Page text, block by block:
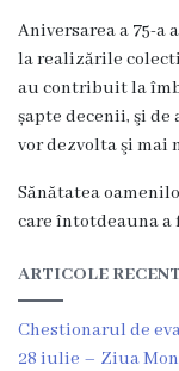
a
C
o
d
c
e
Aniversarea a 75-a
la realizările
au contribuit la
șapte decenii, şi
vor dezvolta şi mai
Sănătatea
care întotdeauna a
ARTICOLE
Chestionarul de
28 iulie – Ziua